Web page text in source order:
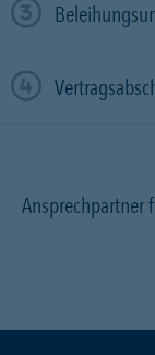
Ansprechpartner